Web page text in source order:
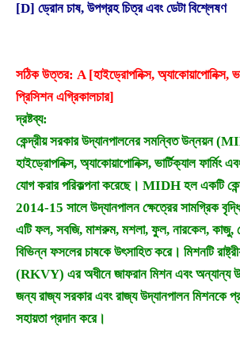
[D] ড্রোন চাষ, উপগ্রহ চিত্র এবং ডেটা বিশ্লেষণ
সঠিক উত্তর: A [হাইড্রোপনিক্স, অ্যাকোয়াপোনিক্স,
প্রিসিশন এগ্রিকালচার]
দ্রষ্টব্য:
কেন্দ্রীয় সরকার উদ্যানপালনের সমন্বিত উন্নয়ন
হাইড্রোপনিক্স, অ্যাকোয়াপোনিক্স, ভার্টিক্যাল ফার্মিং
যোগ করার পরিকল্পনা করেছে। MIDH হল একটি
2014-15 সালে উদ্যানপালন ক্ষেত্রের সামগ্রিক
এটি ফল, সবজি, মাশরুম, মশলা, ফুল, নারকেল, কাজু,
বিভিন্ন ফসলের চাষকে উৎসাহিত করে। মিশনটি
(RKVY) এর অধীনে জাফরান মিশন এবং অন্যান্য
জন্য রাজ্য সরকার এবং রাজ্য উদ্যানপালন মিশনকে
সহায়তা প্রদান করে।